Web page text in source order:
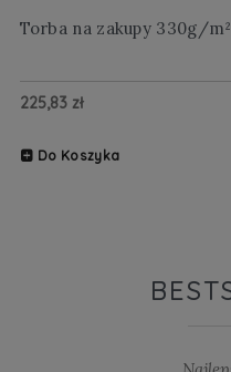
Torba na zakupy 330g/
225,83 zł
Do Koszyka